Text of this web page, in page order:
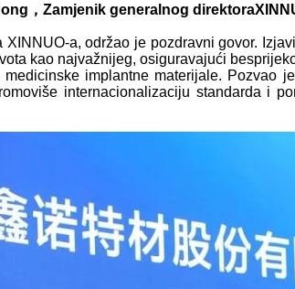
， Zamjenik generalnog direktora
a, održao je pozdravni govor.
kao najvažnijeg, osiguravajući
implantne materijale. Pozvao
internacionalizaciju standarda i